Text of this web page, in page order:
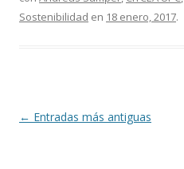
Sostenibilidad en 18 enero, 2017.
Navegación
← Entradas más antiguas